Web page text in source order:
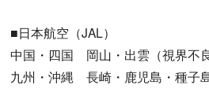
■日本航空（JAL）
中国・四国 岡山・出雲（視界不良
九州・沖縄 長崎・鹿児島・種子